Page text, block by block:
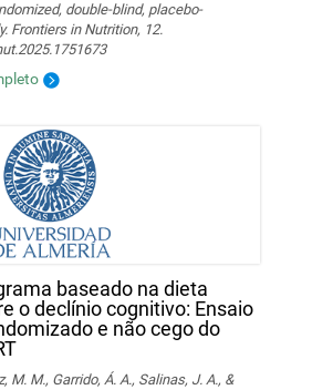
double-blind, placebo-
Frontiers in Nutrition, 12.
baseado na dieta
o declínio cognitivo: Ensaio
e não cego do
M. M., Garrido, Á. A., Salinas, J. A., &